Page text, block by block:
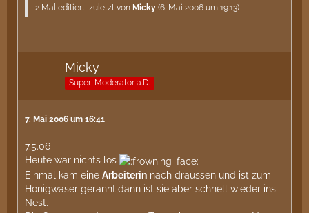
2 Mal editiert, zuletzt von Micky (6. Mai 2006 um 19:13)
Micky
Super-Moderator a.D.
7. Mai 2006 um 16:41
7.5.06
Heute war nichts los
Einmal kam eine Arbeiterin nach draussen und ist zum
Honigwaser gerannt,dann ist sie aber schnell wieder ins
Nest.